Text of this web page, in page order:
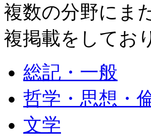
複数の分野にま
複掲載をしてお
総記・一般
哲学・思想・
文学